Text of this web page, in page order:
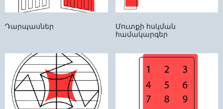
Դարպասներ
Մուտքի հսկման
համակարգեր